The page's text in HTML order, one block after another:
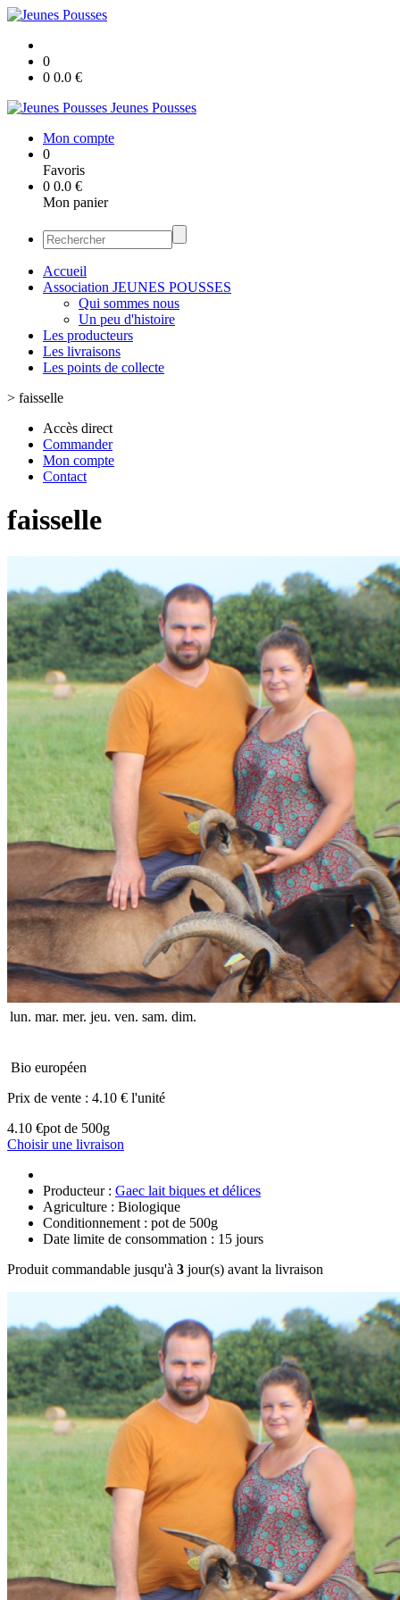
0
0 0.0 €
Jeunes Pousses
Mon compte
0
Favoris
0 0.0 €
Mon panier
Accueil
Association JEUNES POUSSES
Qui sommes nous
Un peu d'histoire
Les producteurs
Les livraisons
Les points de collecte
> faisselle
Accès direct
Commander
Mon compte
Contact
faisselle
lun. mar. mer. jeu. ven. sam. dim.
Bio européen
Prix de vente : 4.10 € l'unité
4.10 €pot de 500g
Choisir une livraison
Producteur : Gaec lait biques et délices
Agriculture : Biologique
Conditionnement : pot de 500g
Date limite de consommation : 15 jours
Produit commandable jusqu'à 3 jour(s) avant la livraison